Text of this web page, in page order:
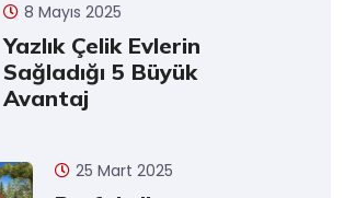
8 Mayıs 2025
Yazlık Çelik Evlerin
Sağladığı 5 Büyük
Avantaj
25 Mart 2025